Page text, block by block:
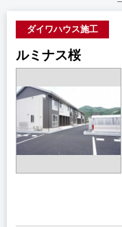
ダイワハウス施工
ルミナス桜